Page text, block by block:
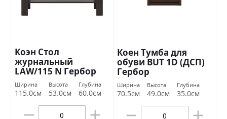
Коэн Стол
журнальный
LAW/115 N Гербор
Ширина
115.0см
Высота
53.0см
Глубина
60.0см
Коен Тумба для
обуви BUT 1D (ДСП)
Гербор
Ширина
70.5см
Высота
49.0см
Глубина
35.0см